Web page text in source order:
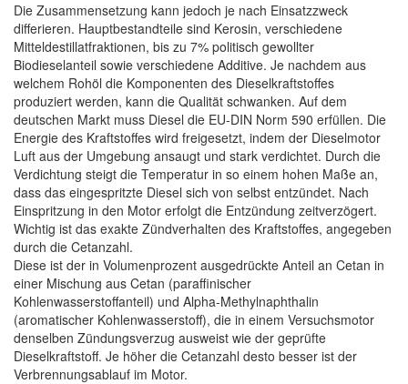
Die Zusammensetzung kann jedoch je nach Einsatzzweck
differieren. Hauptbestandteile sind Kerosin, verschiedene
Mitteldestillatfraktionen, bis zu 7% politisch gewollter
Biodieselanteil sowie verschiedene Additive. Je nachdem aus
welchem Rohöl die Komponenten des Dieselkraftstoffes
produziert werden, kann die Qualität schwanken. Auf dem
deutschen Markt muss Diesel die EU-DIN Norm 590 erfüllen. Die
Energie des Kraftstoffes wird freigesetzt, indem der Dieselmotor
Luft aus der Umgebung ansaugt und stark verdichtet. Durch die
Verdichtung steigt die Temperatur in so einem hohen Maße an,
dass das eingespritzte Diesel sich von selbst entzündet. Nach
Einspritzung in den Motor erfolgt die Entzündung zeitverzögert.
Wichtig ist das exakte Zündverhalten des Kraftstoffes, angegeben
durch die Cetanzahl.
Diese ist der in Volumenprozent ausgedrückte Anteil an Cetan in
einer Mischung aus Cetan (paraffinischer
Kohlenwasserstoffanteil) und Alpha-Methylnaphthalin
(aromatischer Kohlenwasserstoff), die in einem Versuchsmotor
denselben Zündungsverzug ausweist wie der geprüfte
Dieselkraftstoff. Je höher die Cetanzahl desto besser ist der
Verbrennungsablauf im Motor.